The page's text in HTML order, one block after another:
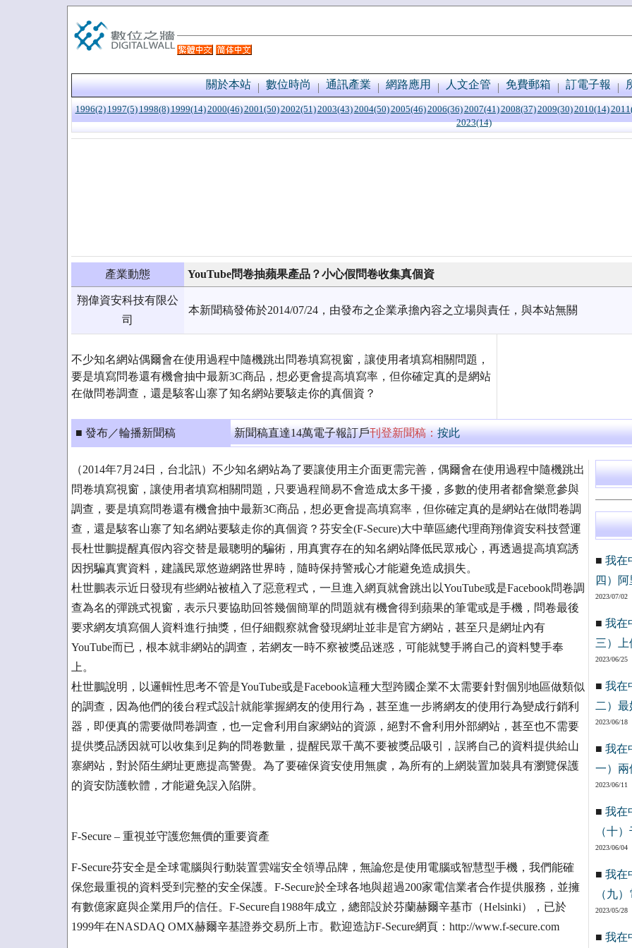
關於本站 數位時尚 通訊產業 網路應用 人文企管 免費郵箱 訂電子報
1996(2) 1997(5) 1998(8) 1999(14)2000(46)2001(50)2002(51)2003(43)2004(50)2005(46)2006(36)2007(41)2008(37)2009(30)2010(14)
2023(14)
產業動態 YouTube問卷抽蘋果產品？小心假問卷收集真個資
翔偉資安科技有限公
司
本新聞稿發佈於2014/07/24，由發布之企業承擔內容之立場與責任，與本站無關
不少知名網站偶爾會在使用過程中隨機跳出問卷填寫視窗，讓使用者填寫相關問題，
要是填寫問卷還有機會抽中最新3C商品，想必更會提高填寫率，但你確定真的是網站
在做問卷調查，還是駭客山寨了知名網站要駭走你的真個資？
■ 發布／輪播新聞稿 新聞稿直達14萬電子報訂戶刊登新聞稿：按此
（2014年7月24日，台北訊）不少知名網站為了要讓使用主介面更需完善，偶爾會在使用過程中隨機跳出
問卷填寫視窗，讓使用者填寫相關問題，只要過程簡易不會造成太多干擾，多數的使用者都會樂意參與
調查，要是填寫問卷還有機會抽中最新3C商品，想必更會提高填寫率，但你確定真的是網站在做問卷調
查，還是駭客山寨了知名網站要駭走你的真個資？芬安全(F-Secure)大中華區總代理商翔偉資安科技營運
長杜世鵬提醒真假內容交替是最聰明的騙術，用真實存在的知名網站降低民眾戒心，再透過提高填寫誘
因拐騙真實資料，建議民眾悠遊網路世界時，隨時保持警戒心才能避免造成損失。
杜世鵬表示近日發現有些網站被植入了惡意程式，一旦進入網頁就會跳出以YouTube或是Facebook問卷調
查為名的彈跳式視窗，表示只要協助回答幾個簡單的問題就有機會得到蘋果的筆電或是手機，問卷最後
要求網友填寫個人資料進行抽獎，但仔細觀察就會發現網址並非是官方網站，甚至只是網址內有
YouTube而已，根本就非網站的調查，若網友一時不察被獎品迷惑，可能就雙手將自己的資料雙手奉
上。
杜世鵬說明，以邏輯性思考不管是YouTube或是Facebook這種大型跨國企業不太需要針對個別地區做類似
的調查，因為他們的後台程式設計就能掌握網友的使用行為，甚至進一步將網友的使用行為變成行銷利
器，即便真的需要做問卷調查，也一定會利用自家網站的資源，絕對不會利用外部網站，甚至也不需要
提供獎品誘因就可以收集到足夠的問卷數量，提醒民眾千萬不要被獎品吸引，誤將自己的資料提供給山
寨網站，對於陌生網址更應提高警覺。為了要確保資安使用無虞，為所有的上網裝置加裝具有瀏覽保護
的資安防護軟體，才能避免誤入陷阱。
F-Secure – 重視並守護您無價的重要資產
F-Secure芬安全是全球電腦與行動裝置雲端安全領導品牌，無論您是使用電腦或智慧型手機，我們能確
保您最重視的資料受到完整的安全保護。F-Secure於全球各地與超過200家電信業者合作提供服務，並擁
有數億家庭與企業用戶的信任。F-Secure自1988年成立，總部設於芬蘭赫爾辛基市（Helsinki），已於
1999年在NASDAQ OMX赫爾辛基證券交易所上市。歡迎造訪F-Secure網頁：http://www.f-secure.com
■ 我在
四）
2023/07/02
■ 我在
三）
2023/06/25
■ 我在
二）
2023/06/18
■ 我在
一）兩
2023/06/11
■ 我在
（十
2023/06/04
■ 我在
（九
2023/05/28
■ 我在